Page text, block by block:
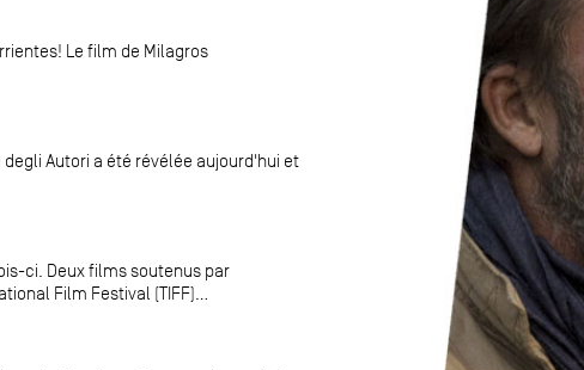
Le film de Milagros
Autori a été révélée aujourd'hui et
ci. Deux films soutenus par
Film Festival (TIFF)...